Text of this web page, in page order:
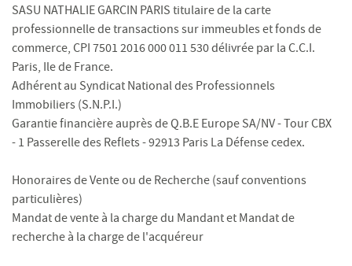
SASU NATHALIE GARCIN PARIS titulaire de la carte
professionnelle de transactions sur immeubles et fonds de
commerce, CPI 7501 2016 000 011 530 délivrée par la C.C.I.
Paris, Ile de France.
Adhérent au Syndicat National des Professionnels
Immobiliers (S.N.P.I.)
Garantie financière auprès de Q.B.E Europe SA/NV - Tour CBX
- 1 Passerelle des Reflets - 92913 Paris La Défense cedex.
Honoraires de Vente ou de Recherche (sauf conventions
particulières)
Mandat de vente à la charge du Mandant et Mandat de
recherche à la charge de l'acquéreur